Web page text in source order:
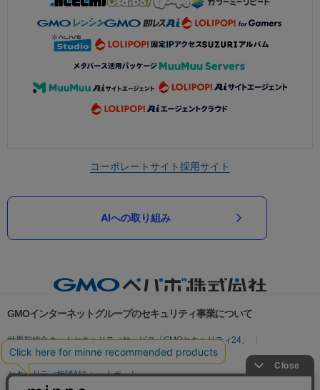
コーポレートサイト採用サイト
AIへの取り組み
GMOインターネットグループのセキュリティ事業について
世界初総合ネットセキュリティサービス「GMOセキュリティ24」
パスワード漏洩診断
Webサイトリスク診断
セキュリティ相談AIチャットボット